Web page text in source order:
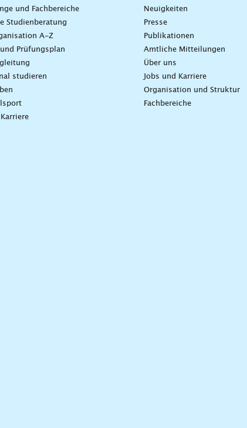
und Fachbereiche
Studienberatung
A-Z
Prüfungsplan
studieren
Neuigkeiten
Presse
Publikationen
Amtliche Mitteilungen
Über uns
Jobs und Karriere
Organisation und Struktur
Fachbereiche